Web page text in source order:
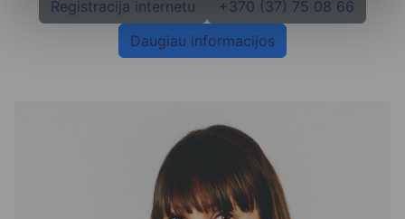
Registracija internetu
+370 (37) 75 08 66
Daugiau informacijos